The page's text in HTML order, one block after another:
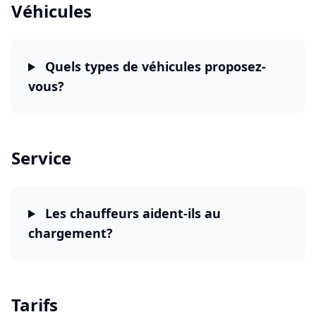
Véhicules
Quels types de véhicules proposez-
vous?
Service
Les chauffeurs aident-ils au
chargement?
Tarifs